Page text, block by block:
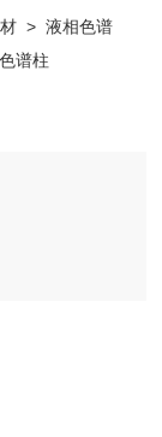
>液相色谱
谱柱